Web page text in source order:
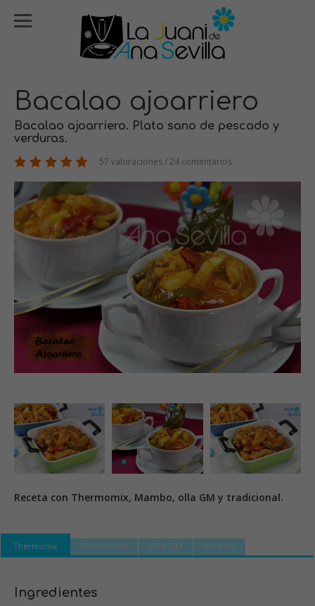
Bacalao ajoarriero
Bacalao ajoarriero. Plato sano de pescado y
verduras.
57 valoraciones / 24 comentarios
Receta con Thermomix, Mambo, olla GM y tradicional.
Thermomix Tradicional Olla GM Mambo
Ingredientes